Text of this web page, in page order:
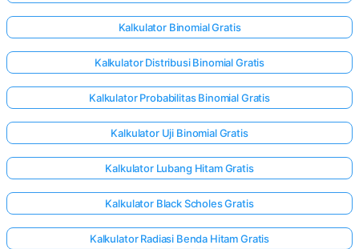
Kalkulator Binomial Gratis
Kalkulator Distribusi Binomial Gratis
Kalkulator Probabilitas Binomial Gratis
Kalkulator Uji Binomial Gratis
Kalkulator Lubang Hitam Gratis
Kalkulator Black Scholes Gratis
Kalkulator Radiasi Benda Hitam Gratis